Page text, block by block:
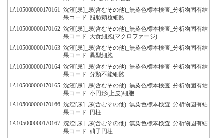
1A105000000170161
沈渣[尿]_尿(含むその他)_無染色標本検査_分析物固有結
果コード_脂肪顆粒細胞
1A105000000170162 沈渣[尿]_尿(含むその他)_無染色標本検査_分析物固有結
果コード_大食細胞(マクロファージ)
1A105000000170163 沈渣[尿]_尿(含むその他)_無染色標本検査_分析物固有結
果コード_異型細胞
1A105000000170164 沈渣[尿]_尿(含むその他)_無染色標本検査_分析物固有結
果コード_分類不能細胞
1A105000000170165 沈渣[尿]_尿(含むその他)_無染色標本検査_分析物固有結
果コード_小円形(上皮)細胞
1A105000000170166 沈渣[尿]_尿(含むその他)_無染色標本検査_分析物固有結
果コード_円柱
1A105000000170167 沈渣[尿]_尿(含むその他)_無染色標本検査_分析物固有結
果コード_硝子円柱